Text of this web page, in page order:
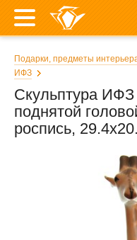
Подарки, предметы
ИФЗ
Скульптура
поднятой
роспись,